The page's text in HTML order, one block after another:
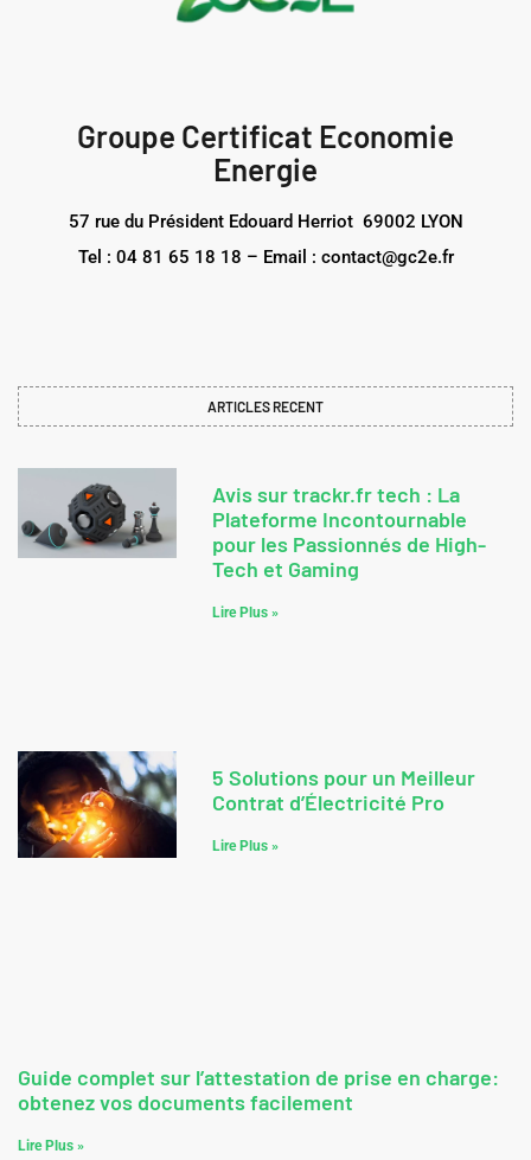
Groupe Certificat Economie
Energie
57 rue du Président Edouard Herriot 69002 LYON
Tel : 04 81 65 18 18 – Email : contact@gc2e.fr
ARTICLES RECENT
Avis sur trackr.fr tech : La
Plateforme Incontournable
pour les Passionnés de High-
Tech et Gaming
Lire Plus »
5 Solutions pour un Meilleur
Contrat d’Électricité Pro
Lire Plus »
Guide complet sur l’attestation de prise en charge:
obtenez vos documents facilement
Lire Plus »